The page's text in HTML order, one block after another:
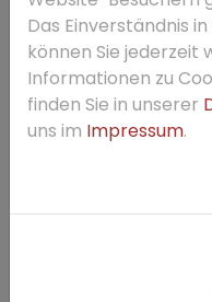
unterstützt. Als
Deutschland“
France-Mobile Ende
Gaulle-Preis.
An den französischen
des
Anmeldequote für
25 Prozent. Es wäre
Besuch von
Sprachzentrum auf
SchülerInnen
Das Einverständnis
können Sie jederzeit
Informationen zu
finden Sie in unserer
uns im Impressum.